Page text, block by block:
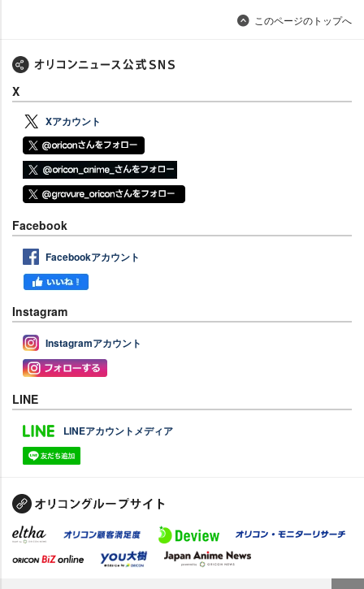
このページのトップへ
X
Xアカウント
Facebook
Facebookアカウント
Instagram
Instagramアカウント
LINE
LINEアカウントメディア